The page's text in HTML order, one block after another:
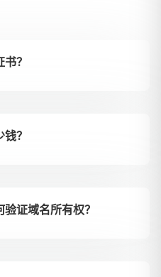
？
？
证域名所有权？